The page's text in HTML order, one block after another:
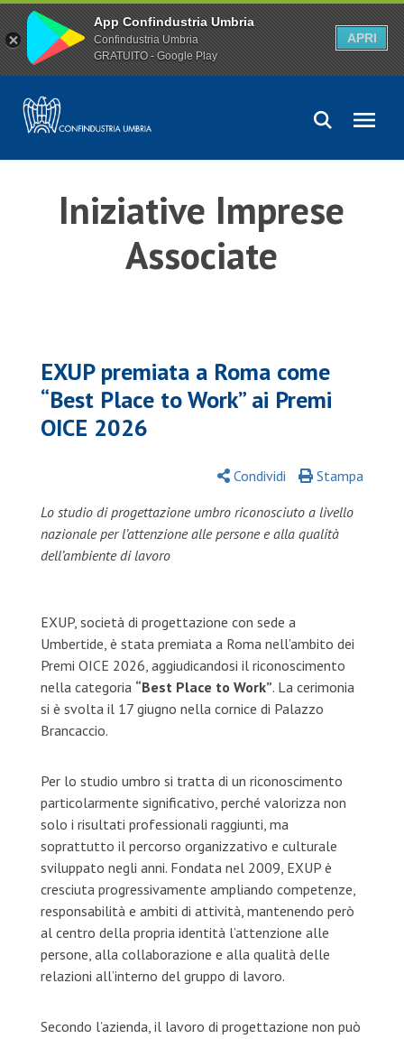
Iniziative Imprese
Associate
EXUP premiata a Roma come
“Best Place to Work” ai Premi
OICE 2026
Condividi
Stampa
Lo studio di progettazione umbro riconosciuto a livello
nazionale per l’attenzione alle persone e alla qualità
dell’ambiente di lavoro
EXUP, società di progettazione con sede a
Umbertide, è stata premiata a Roma nell’ambito dei
Premi OICE 2026, aggiudicandosi il riconoscimento
nella categoria “Best Place to Work”. La cerimonia
si è svolta il 17 giugno nella cornice di Palazzo
Brancaccio.
Per lo studio umbro si tratta di un riconoscimento
particolarmente significativo, perché valorizza non
solo i risultati professionali raggiunti, ma
soprattutto il percorso organizzativo e culturale
sviluppato negli anni. Fondata nel 2009, EXUP è
cresciuta progressivamente ampliando competenze,
responsabilità e ambiti di attività, mantenendo però
al centro della propria identità l’attenzione alle
persone, alla collaborazione e alla qualità delle
relazioni all’interno del gruppo di lavoro.
Secondo l’azienda, il lavoro di progettazione non può
App Confindustria Umbria
Confindustria Umbria
GRATUITO - Google Play
APRI